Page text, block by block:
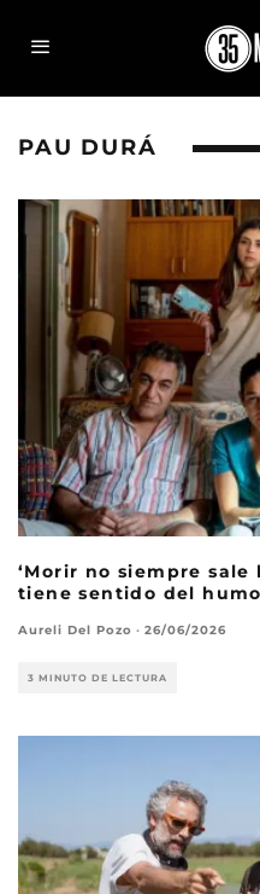
PAU DURÁ
‘Morir no siempre
tiene sentido del
Aureli Del Pozo · 26/06/2026
3 MINUTO DE LECTURA